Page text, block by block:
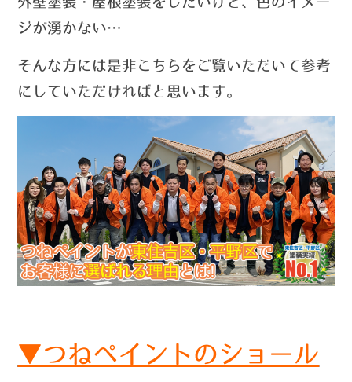
ジが湧かない…
そんな方には是非こちらをご覧いただいて参考
にしていただければと思います。
▼つねペイントのショール